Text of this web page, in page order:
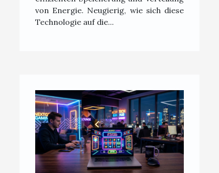
von Energie. Neugierig, wie sich diese
Technologie auf die...